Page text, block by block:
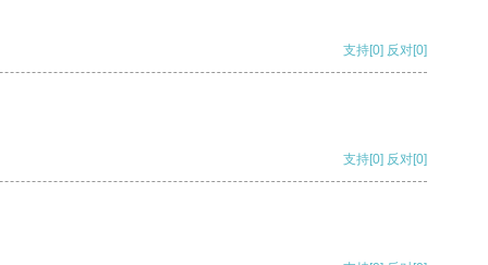
支持[0] 反对[0]
支持[0] 反对[0]